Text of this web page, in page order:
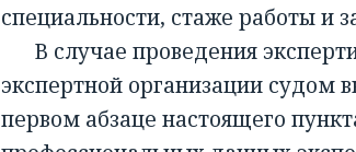
специальности, стаже работы и
В случае проведения
экспертной организации судом
первом абзаце настоящего